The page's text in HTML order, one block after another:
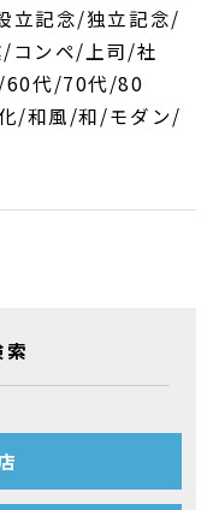
立記念/独立記念/
コンペ/上司/社
代/70代/80
/和風/和/モダン/
索